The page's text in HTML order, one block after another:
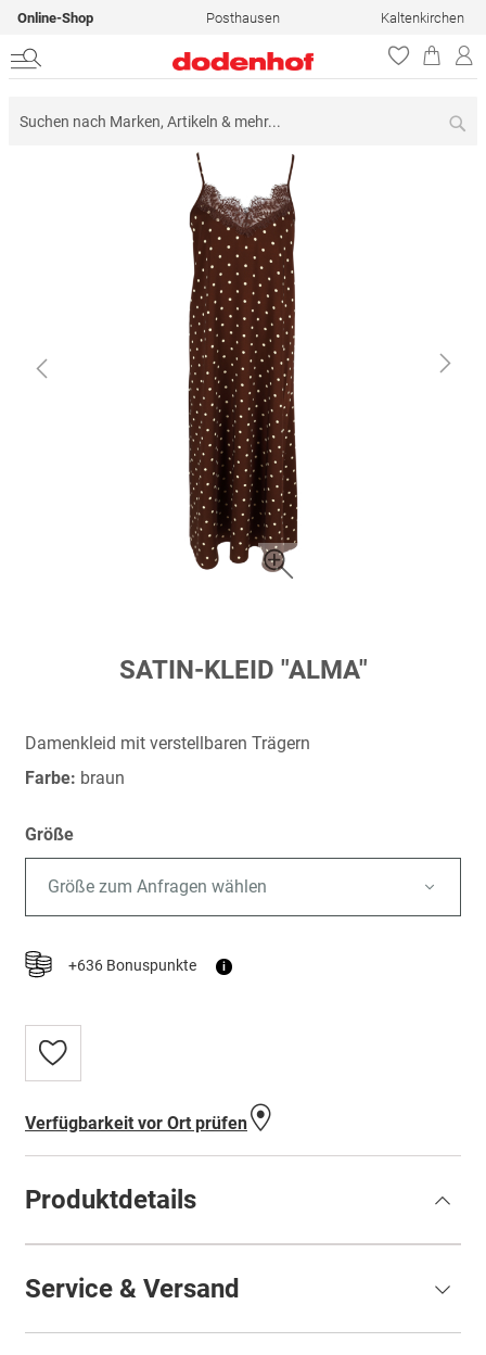
Online-Shop Posthausen Kaltenkirchen
springen
SATIN-KLEID "ALMA"
Damenkleid mit verstellbaren Trägern
Farbe: braun
Größe
Größe zum Anfragen wählen
+636 Bonuspunkte i
Zur
Wunschliste
Verfügbarkeit vor Ort prüfen
Produktdetails
Service & Versand